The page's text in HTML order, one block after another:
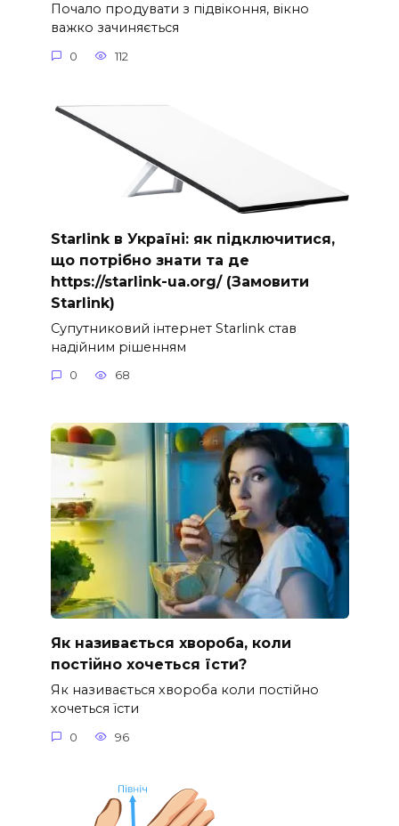
Почало продувати з підвіконня, вікно
важко зачиняється
0 112
Starlink в Україні: як підключитися,
що потрібно знати та де
https://starlink-ua.org/ (Замовити
Starlink)
Супутниковий інтернет Starlink став
надійним рішенням
0 68
Як називається хвороба, коли
постійно хочеться їсти?
Як називається хвороба коли постійно
хочеться їсти
0 96